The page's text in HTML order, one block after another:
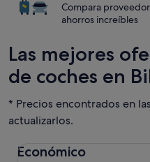
Compara
ahorros increíbles
Las mejores
de coches en
* Precios encontrados en
actualizarlos.
Económico